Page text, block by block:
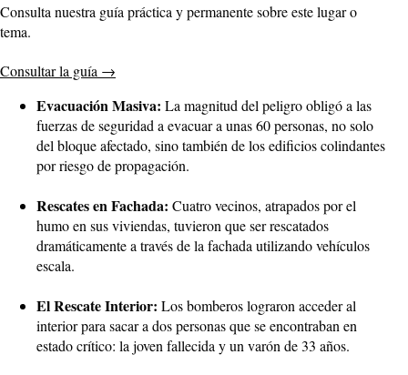
Consulta nuestra guía práctica y permanente sobre este lugar o
tema.
Consultar la guía →
Evacuación Masiva: La magnitud del peligro obligó a las
fuerzas de seguridad a evacuar a unas 60 personas, no solo
del bloque afectado, sino también de los edificios colindantes
por riesgo de propagación.
Rescates en Fachada: Cuatro vecinos, atrapados por el
humo en sus viviendas, tuvieron que ser rescatados
dramáticamente a través de la fachada utilizando vehículos
escala.
El Rescate Interior: Los bomberos lograron acceder al
interior para sacar a dos personas que se encontraban en
estado crítico: la joven fallecida y un varón de 33 años.